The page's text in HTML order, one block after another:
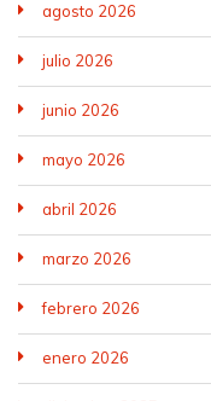
agosto 2026
julio 2026
junio 2026
mayo 2026
abril 2026
marzo 2026
febrero 2026
enero 2026